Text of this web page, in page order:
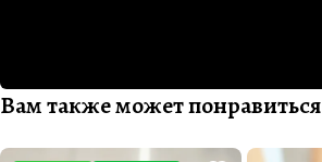
Вам также может понравиться